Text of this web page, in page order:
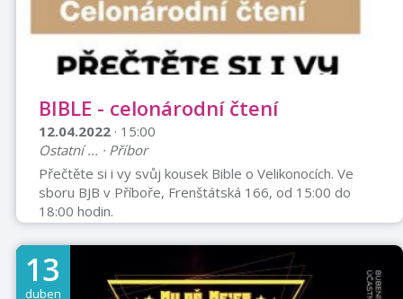
BIBLE - celonárodní čtení
12.04.2022 · 15:00
Ostatní ... · Příbor
Přečtěte si i vy svůj kousek Bible o Velikonocích. Ve
sboru BJB v Příboře, Frenštátská 166, od 15:00 do
18:00 hodin.
13
duben